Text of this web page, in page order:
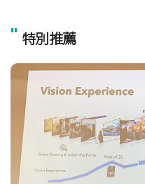
" 特別推薦